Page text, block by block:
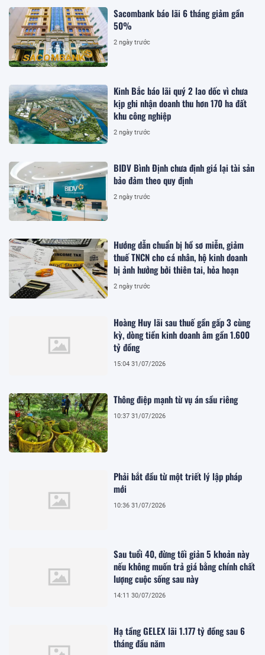
Sacombank báo lãi 6 tháng giảm gần
50%
2 ngày trước
Kinh Bắc báo lãi quý 2 lao dốc vì chưa
kịp ghi nhận doanh thu hơn 170 ha đất
khu công nghiệp
2 ngày trước
BIDV Bình Định chưa định giá lại tài sản
bảo đảm theo quy định
2 ngày trước
Hướng dẫn chuẩn bị hồ sơ miễn, giảm
thuế TNCN cho cá nhân, hộ kinh doanh
bị ảnh hưởng bởi thiên tai, hỏa hoạn
2 ngày trước
Hoàng Huy lãi sau thuế gần gấp 3 cùng
kỳ, dòng tiền kinh doanh âm gần 1.600
tỷ đồng
15:04 31/07/2026
Thông điệp mạnh từ vụ án sầu riêng
10:37 31/07/2026
Phải bắt đầu từ một triết lý lập pháp
mới
10:36 31/07/2026
Sau tuổi 40, đừng tối giản 5 khoản này
nếu không muốn trả giá bằng chính chất
lượng cuộc sống sau này
14:11 30/07/2026
Hạ tầng GELEX lãi 1.177 tỷ đồng sau 6
tháng đầu năm